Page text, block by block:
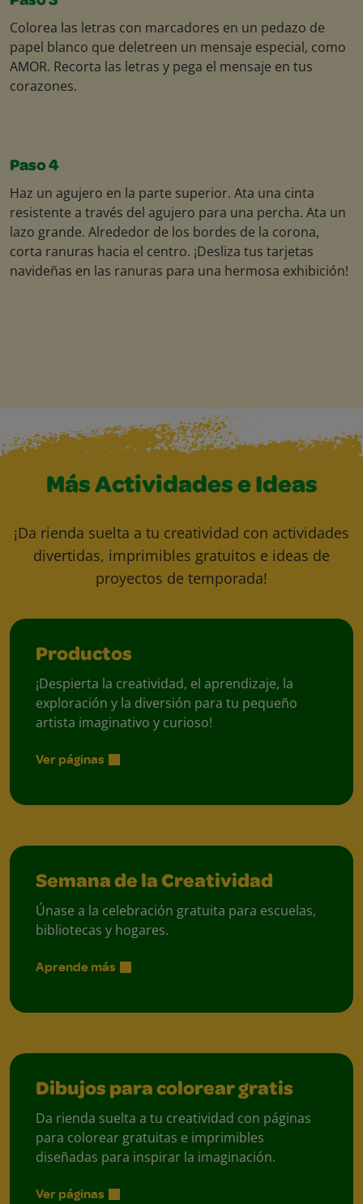
Colorea las letras con marcadores en un pedazo de
papel blanco que deletreen un mensaje especial, como
AMOR. Recorta las letras y pega el mensaje en tus
corazones.
Paso 4
Haz un agujero en la parte superior. Ata una cinta
resistente a través del agujero para una percha. Ata un
lazo grande. Alrededor de los bordes de la corona,
corta ranuras hacia el centro. ¡Desliza tus tarjetas
navideñas en las ranuras para una hermosa exhibición!
Más Actividades e Ideas
¡Da rienda suelta a tu creatividad con actividades
divertidas, imprimibles gratuitos e ideas de
proyectos de temporada!
Productos
¡Despierta la creatividad, el aprendizaje, la
exploración y la diversión para tu pequeño
artista imaginativo y curioso!
Ver páginas
Semana de la Creatividad
Únase a la celebración gratuita para escuelas,
bibliotecas y hogares.
Aprende más
Dibujos para colorear gratis
Da rienda suelta a tu creatividad con páginas
para colorear gratuitas e imprimibles
diseñadas para inspirar la imaginación.
Ver páginas